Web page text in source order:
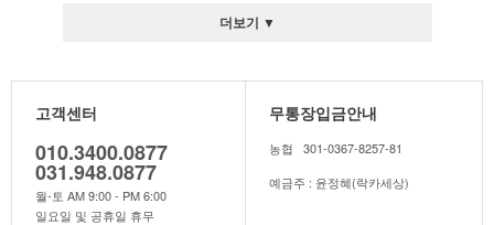
더보기 ▼
고객센터
010.3400.0877
031.948.0877
월-토 AM 9:00 - PM 6:00
일요일 및 공휴일 휴무
무통장입금안내
농협 301-0367-8257-81
예금주 : 윤정혜(락카세상)